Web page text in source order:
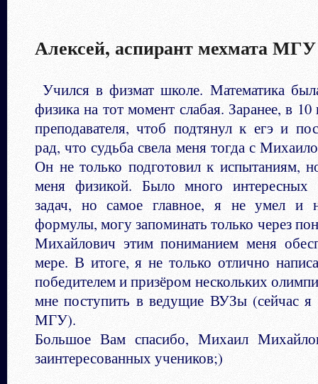
Алексей, аспирант мехмата МГУ
Учился в физмат школе. Математика
физика на тот момент слабая. Заранее, в 10
преподавателя, чтоб подтянул к егэ и
рад, что судьба свела меня тогда с
Он не только подготовил к испытаниям,
меня физикой. Было много интересных
задач, но самое главное, я не умел и
формулы, могу запоминать только через
Михайлович этим пониманием меня
мере. В итоге, я не только отлично
победителем и призёром нескольких
мне поступить в ведущие ВУЗы (сейчас я
МГУ).
Большое Вам спасибо, Михаил
заинтересованных учеников;)